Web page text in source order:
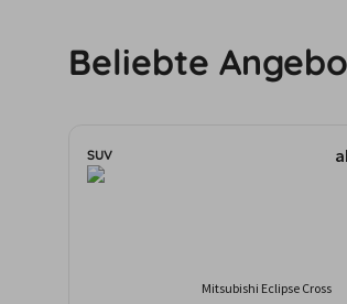
Beliebte
SUV
Mitsubishi Eclipse Cross